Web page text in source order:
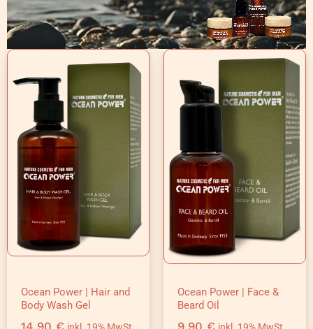
Ocean Power | Hair and
Body Wash Gel
14,90 € inkl. 19% MwSt.
Ocean Power | Face &
Beard Oil
9,90 € inkl. 19% MwSt.